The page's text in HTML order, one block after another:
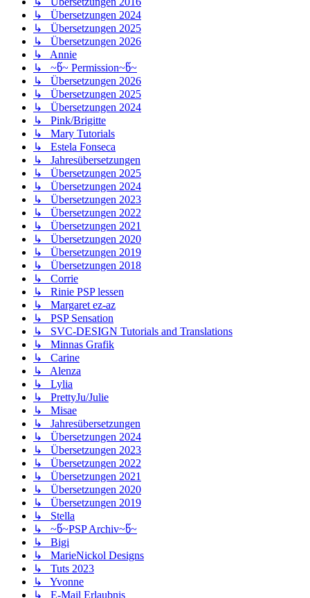
↳ Übersetzungen 2024
↳ Übersetzungen 2025
↳ Übersetzungen 2026
↳ Annie
↳ ~წ~ Permission~წ~
↳ Übersetzungen 2026
↳ Übersetzungen 2025
↳ Übersetzungen 2024
↳ Pink/Brigitte
↳ Mary Tutorials
↳ Estela Fonseca
↳ Jahresübersetzungen
↳ Übersetzungen 2025
↳ Übersetzungen 2024
↳ Übersetzungen 2023
↳ Übersetzungen 2022
↳ Übersetzungen 2021
↳ Übersetzungen 2020
↳ Übersetzungen 2019
↳ Übersetzungen 2018
↳ Corrie
↳ Rinie PSP lessen
↳ Margaret ez-az
↳ PSP Sensation
↳ SVC-DESIGN Tutorials and Translations
↳ Minnas Grafik
↳ Carine
↳ Alenza
↳ Lylia
↳ PrettyJu/Julie
↳ Misae
↳ Jahresübersetzungen
↳ Übersetzungen 2024
↳ Übersetzungen 2023
↳ Übersetzungen 2022
↳ Übersetzungen 2021
↳ Übersetzungen 2020
↳ Übersetzungen 2019
↳ Stella
↳ ~წ~PSP Archiv~წ~
↳ Bigi
↳ MarieNickol Designs
↳ Tuts 2023
↳ Yvonne
↳ E-Mail Erlaubnis